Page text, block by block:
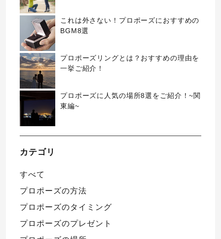
これは外さない！プロポーズにおすすめの
BGM8選
プロポーズリングとは？おすすめの理由を
一挙ご紹介！
プロポーズに人気の場所8選をご紹介！~関
東編~
カテゴリ
すべて
プロポーズの方法
プロポーズのタイミング
プロポーズのプレゼント